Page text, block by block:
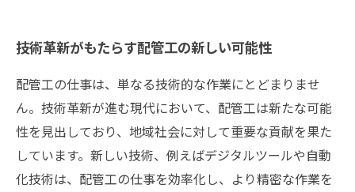
技術革新がもたらす配管工の新しい可能性
配管工の仕事は、単なる技術的な作業にとどまりませ
ん。技術革新が進む現代において、配管工は新たな可能
性を見出しており、地域社会に対して重要な貢献を果た
しています。新しい技術、例えばデジタルツールや自動
化技術は、配管工の仕事を効率化し、より精密な作業を